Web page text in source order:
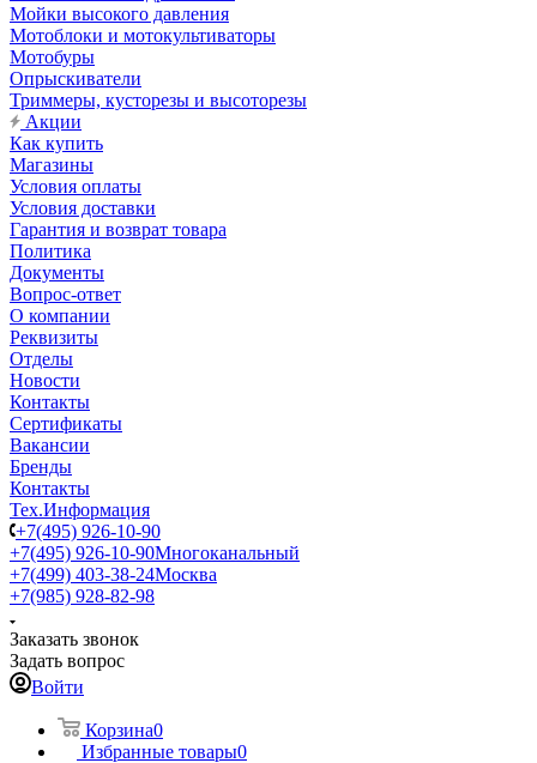
Мойки высокого давления
Мотоблоки и мотокультиваторы
Мотобуры
Опрыскиватели
Триммеры, кусторезы и высоторезы
Акции
Как купить
Магазины
Условия оплаты
Условия доставки
Гарантия и возврат товара
Политика
Документы
Вопрос-ответ
О компании
Реквизиты
Отделы
Новости
Контакты
Сертификаты
Вакансии
Бренды
Контакты
Тех.Информация
+7(495) 926-10-90
+7(495) 926-10-90Многоканальный
+7(499) 403-38-24Москва
+7(985) 928-82-98
Заказать звонок
Задать вопрос
Войти
Корзина0
Избранные товары0